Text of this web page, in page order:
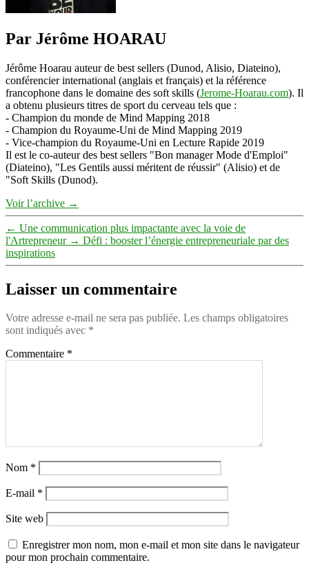
Par Jérôme HOARAU
Jérôme Hoarau auteur de best sellers (Dunod, Alisio, Diateino),
conférencier international (anglais et français) et la référence
francophone dans le domaine des soft skills (Jerome-Hoarau.com). Il
a obtenu plusieurs titres de sport du cerveau tels que :
- Champion du monde de Mind Mapping 2018
- Champion du Royaume-Uni de Mind Mapping 2019
- Vice-champion du Royaume-Uni en Lecture Rapide 2019
Il est le co-auteur des best sellers "Bon manager Mode d'Emploi"
(Diateino), "Les Gentils aussi méritent de réussir" (Alisio) et de
"Soft Skills (Dunod).
Voir l’archive →
← Une communication plus impactante avec la voie de
l'Artrepreneur → Défi : booster l’énergie entrepreneuriale par des
inspirations
Laisser un commentaire
Votre adresse e-mail ne sera pas publiée. Les champs obligatoires
sont indiqués avec *
Commentaire *
Nom *
E-mail *
Site web
Enregistrer mon nom, mon e-mail et mon site dans le navigateur
pour mon prochain commentaire.